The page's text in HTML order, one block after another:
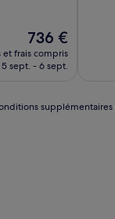
Le
nouveau
prix
736 €
736 €
et frais compris
5 sept. - 6 sept.